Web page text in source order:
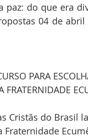
do que era
04 de abril
PARA
FRATERNIDADE
Cristãs do Brasil